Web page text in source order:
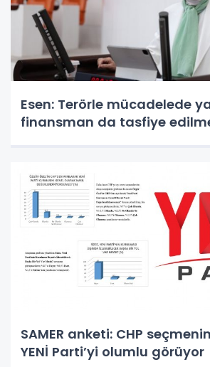
Esen: Terörle mücadelede
finansman da tasfiye
SAMER anketi: CHP
YENİ Parti’yi olumlu görüyor